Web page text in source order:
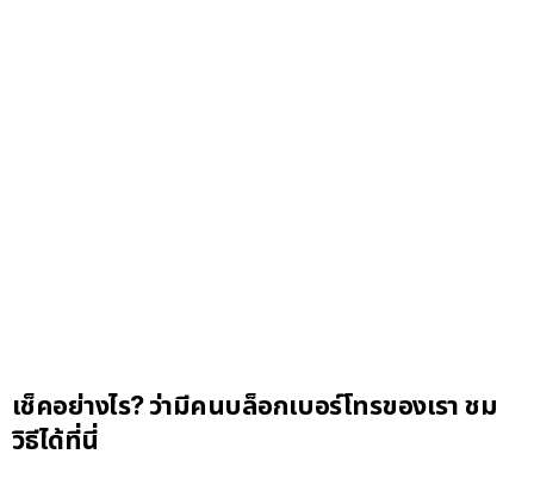
เช็คอย่างไร? ว่ามีคนบล็อกเบอร์โทรของเรา ชม
วิธีได้ที่นี่